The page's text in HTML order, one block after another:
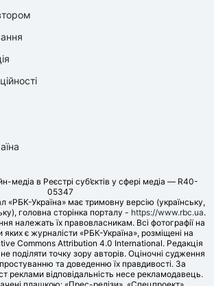
медіа в Реєстрі суб’єктів у сфері медіа — R40-
05347
«РБК-Україна» має тримовну версію (українську,
головна сторінка порталу - https://www.rbc.ua.
належать їх правовласникам. Всі фотографії на
яких є журналісти «РБК-Україна», розміщені на
Commons Attribution 4.0 International. Редакція
поділяти точку зору авторів. Оціночні судження
та доведенню їх правдивості. За
реклами відповідальність несе рекламодавець.